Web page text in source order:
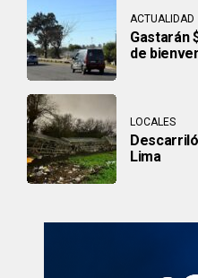
ACTUALIDAD
Gastarán
de
LOCALES
Lima